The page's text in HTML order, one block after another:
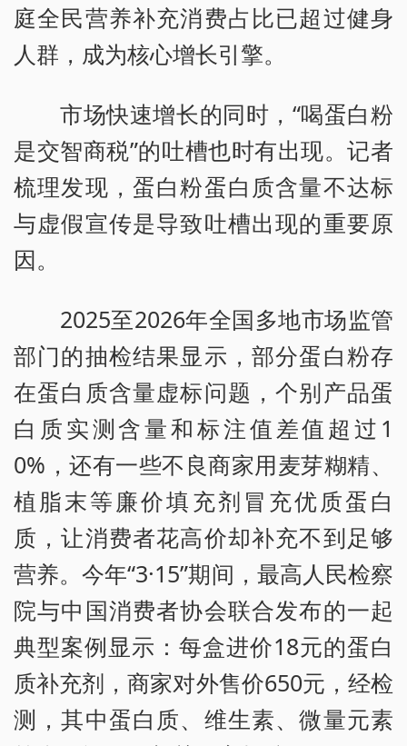
庭全民营养补充消费占比已超过健身
人群，成为核心增长引擎。
市场快速增长的同时，“喝蛋白粉
是交智商税”的吐槽也时有出现。记者
梳理发现，蛋白粉蛋白质含量不达标
与虚假宣传是导致吐槽出现的重要原
因。
2025至2026年全国多地市场监管
部门的抽检结果显示，部分蛋白粉存
在蛋白质含量虚标问题，个别产品蛋
白质实测含量和标注值差值超过1
0%，还有一些不良商家用麦芽糊精、
植脂末等廉价填充剂冒充优质蛋白
质，让消费者花高价却补充不到足够
营养。今年“3·15”期间，最高人民检察
院与中国消费者协会联合发布的一起
典型案例显示：每盒进价18元的蛋白
质补充剂，商家对外售价650元，经检
测，其中蛋白质、维生素、微量元素